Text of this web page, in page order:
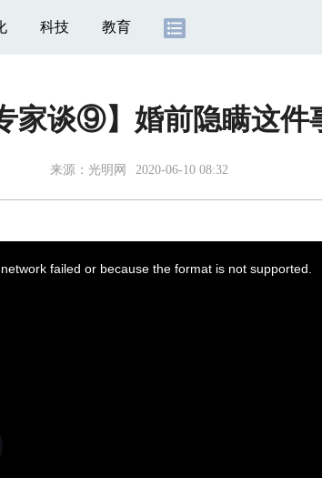
科技 教育
家谈⑨】婚前隐瞒这件
来源： 光明网 2020-06-10 08:32
failed or because the format is not supported.